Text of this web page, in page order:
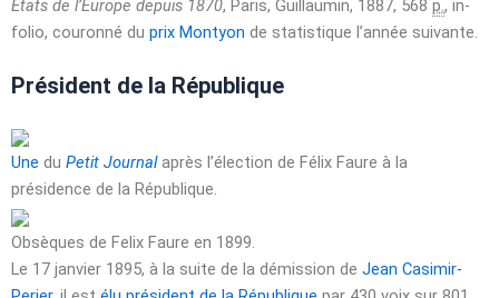
États de l’Europe depuis 1870, Paris, Guillaumin, 1887, 568 p., in-
folio, couronné du prix Montyon de statistique l’année suivante.
Président de la République
Une du Petit Journalaprès l’élection de Félix Faure à la
présidence de la République.
Obsèques de Felix Faure en 1899.
Le 17 janvier 1895, à la suite de la démission de Jean Casimir-